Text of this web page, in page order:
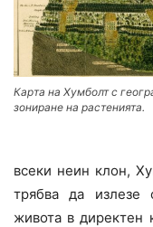
Карта на Хумболт с
зониране на растенията.
всеки неин клон,
трябва да
живота в директен